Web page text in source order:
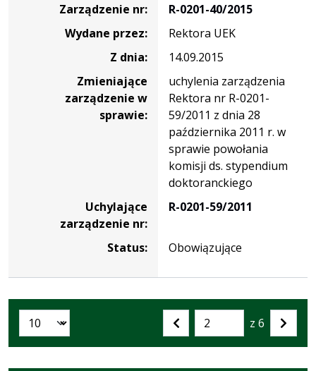
Zarządzenie nr:
R-0201-40/2015
Wydane przez:
Rektora UEK
Z dnia:
14.09.2015
Zmieniające
zarządzenie w
sprawie:
uchylenia zarządzenia
Rektora nr R-0201-
59/2011 z dnia 28
października 2011 r. w
sprawie powołania
komisji ds. stypendium
doktoranckiego
Uchylające
zarządzenie nr:
R-0201-59/2011
Status: Obowiązujące
Liczba artykułów na stronie:
Poprzednia
Przejdź
do
z 6